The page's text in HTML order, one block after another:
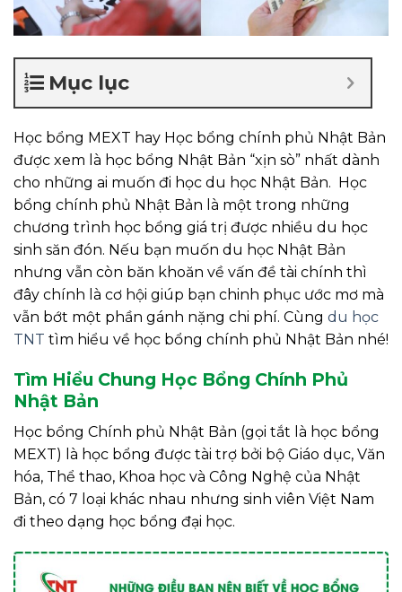
Mục lục
Học bổng MEXT hay Học bổng chính phủ Nhật Bản
được xem là học bổng Nhật Bản “xịn sò” nhất dành
cho những ai muốn đi học du học Nhật Bản. Học
bổng chính phủ Nhật Bản là một trong những
chương trình học bổng giá trị được nhiều du học
sinh săn đón. Nếu bạn muốn du học Nhật Bản
nhưng vẫn còn băn khoăn về vấn đề tài chính thì
đây chính là cơ hội giúp bạn chinh phục ước mơ mà
vẫn bớt một phần gánh nặng chi phí. Cùng du học
TNT tìm hiểu về học bổng chính phủ Nhật Bản nhé!
Tìm Hiểu Chung Học Bổng Chính Phủ
Nhật Bản
Học bổng Chính phủ Nhật Bản (gọi tắt là học bổng
MEXT) là học bổng được tài trợ bởi bộ Giáo dục, Văn
hóa, Thể thao, Khoa học và Công Nghệ của Nhật
Bản, có 7 loại khác nhau nhưng sinh viên Việt Nam
đi theo dạng học bổng đại học.